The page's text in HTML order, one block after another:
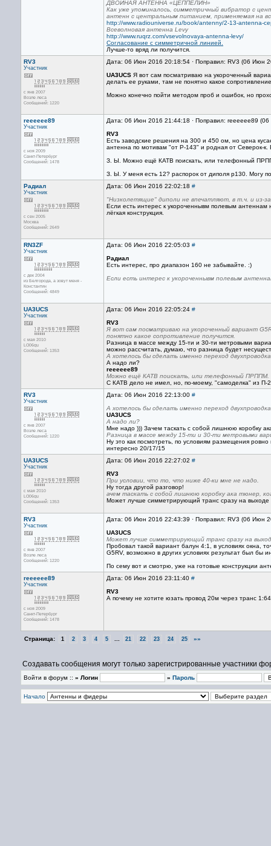
ДВОЙНАЯ АНТЕННА «ЦЕППЕЛИН»
Как уже упоминалось, симметричный вибратор с
антенн с центральным питанием, применяемая на
http://www.radiouniverse.ru/book/antenny/2-13-antenna-
Всеволновая антенна Levy
http://www.ruqrz.com/vsevolnovaya-antenna-levy/
Согласование с симметричной линией.
Лучше-то вряд ли получится.
RV3
Участник
с янв 2007
Возле леса
Сообщений: 1220
Дата: 06 Июн 2016 20:18:54 · Поправил: RV3 (06 Июн
UA3UCS Я вот сам посматриваю на укороченный
делать ее руками, там не понятно какое
Можно конечно пойти методом проб и ошибок, но
reeeeee89
Участник
с ноя 2009
Санкт-Петербург
Сообщений: 1478
Дата: 06 Июн 2016 21:44:18 · Поправил: reeeeee89
RV3
Есть заводские решения на 300 и 450 ом, но цена
антенна по мотивам "от Р-143" и родная от Северок-
З. Ы. Можно ещё КАТВ поискать, или телефонный
З. Ы. У меня есть 12? распорок от диполя р130. Могу
Радиал
Участник
с сен 2005
Москва
Сообщений: 2649
Дата: 06 Июн 2016 22:02:18 #
"Низколетящие" диполи не впечатляют, в т.ч. и из-
Если есть интерес к укороченнывм полевым
лёгкая конструкция.
RN3ZF
Участник
с дек 2004
из Белгорода, а зовут меня -
Константин
Сообщений: 4849
Дата: 06 Июн 2016 22:05:03 #
Радиал
Есть интерес, про диапазон 160 не забывайте. :)
Если есть интерес к укороченнывм полевым
UA3UCS
Участник
с мая 2010
LO06qu
Сообщений: 1353
Дата: 06 Июн 2016 22:05:24 #
RV3
Я вот сам посматриваю на укороченный вариант
понятно какое сопротивление получится.
Разница в массе между 15-ти и 30-ти метровыми
можно рассчитать, думаю, что разница будет
А хотелось бы сделать именно переход
А надо ли?
reeeeee89
Можно ещё КАТВ поискать, или телефонный ПРППМ.
С КАТВ дело не имел, но, по-моему, "самоделка" из П-
RV3
Участник
с янв 2007
Возле леса
Сообщений: 1220
Дата: 06 Июн 2016 22:13:00 #
А хотелось бы сделать именно переход
UA3UCS
А надо ли?
Мне надо ))) Зачем таскать с собой лишнюю коробку
Разница в массе между 15-ти и 30-ти метровыми
Ну это как посмотреть, по условиям размещения
интересно 20/17/15
UA3UCS
Участник
с мая 2010
LO06qu
Сообщений: 1353
Дата: 06 Июн 2016 22:27:02 #
RV3
При условии, что то, что ниже 40-ки мне не надо.
Ну тогда другой разговор!
ачем таскать с собой лишнюю коробку ака тюнер,
Может лучше симметрирующий транс сразу на выходе
RV3
Участник
с янв 2007
Возле леса
Сообщений: 1220
Дата: 06 Июн 2016 22:43:39 · Поправил: RV3 (06 Июн
UA3UCS
Может лучше симметрирующий транс сразу на
Пробовал такой вариант балун 4:1, в условиях окна,
G5RV, возможно в других условиях результат был бы
По сему вот и смотрю, уже на готовые конструкции
reeeeee89
Участник
с ноя 2009
Санкт-Петербург
Сообщений: 1478
Дата: 06 Июн 2016 23:11:40 #
RV3
А почему не хотите юзать провод 20м через транс
Страница: 1 2 3 4 5 21 22 23 24 25 »»
Создавать сообщения могут только зарегистрированные участники
Войти в форум :: » Логин » Пароль
Начало